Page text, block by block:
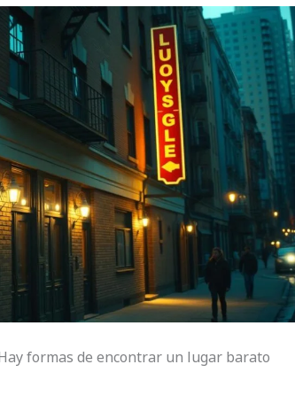
formas de encontrar un lugar barato